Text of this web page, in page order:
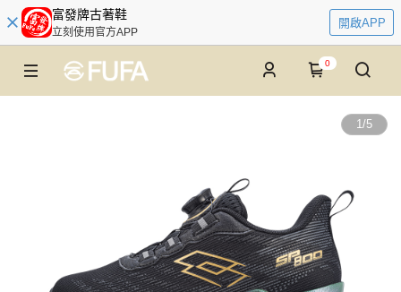
富發牌古著鞋
立刻使用官方APP
開啟APP
0
1/5